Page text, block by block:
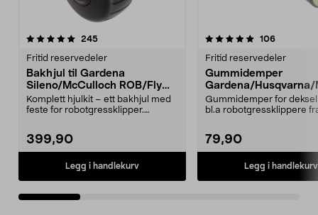
245anmeldelser
Fritid reservedeler
Bakhjul til Gardena
Sileno/McCulloch ROB/Flymo
Easilife
Komplett hjulkit – ett bakhjul med
feste for robotgressklipper.
399,90
Legg i handlekurv
5.0 av 5 stjerner 106
Fritid reservedeler
Gummidemper
Gardena/Husqvarna/
ch/Flymo
Gummidemper for
bl.a robotgressklippere
79,90
Legg i handlekurv
4.5 av 5 stjerner